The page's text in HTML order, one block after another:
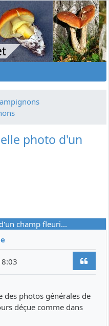
photo d'un
champ fleuri...
des photos générales de
déçue comme dans